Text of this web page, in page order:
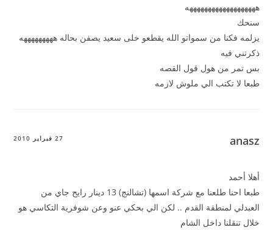
هههههههههههههههههههه
سنحك
يزلمه فكنا من سمواتو الله يقطعو خلى سعيد يصفن بحاله هههههههههه
ذكرتني فيه
بس تمر من هول قول القصه
طبعا لا تكتب الي ملوش لازمه
anasz 27 فبراير 2010
أهلا أحمد
طبعا احنا طلعنا مع شركة اسمها (تشالنج) 13 دينار رايح جاي من
العبدلي لمنطقة القدم .. لكن الي بحكي عنو وعن شوفرية التكاسي هو
خلال تنقلنا داخل الشام